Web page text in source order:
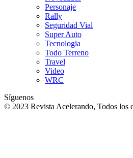
Personaje
Rally
Seguridad Vial
Super Auto
Tecnologia
Todo Terreno
Travel
Video
WRC
Síguenos
© 2023 Revista Acelerando, Todos los